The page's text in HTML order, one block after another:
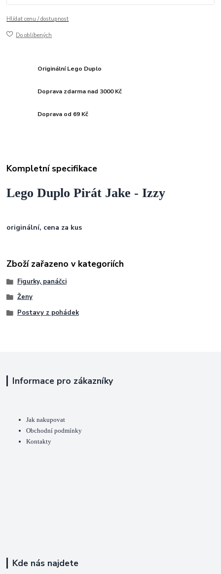
Hlídat cenu / dostupnost
Do oblíbených
Originální Lego Duplo
Doprava zdarma nad 3000 Kč
Doprava od 69 Kč
Kompletní specifikace
Lego Duplo Pirát Jake - Izzy
originální, cena za kus
Zboží zařazeno v kategoriích
Figurky, panáčci
Ženy
Postavy z pohádek
Informace pro zákazníky
Jak nakupovat
Obchodní podmínky
Kontakty
Kde nás najdete